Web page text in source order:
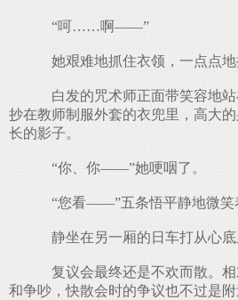
“呵……啊——”
她艰难地抓住衣领，一点点地
白发的咒术师正面带笑容地
抄在教师制服外套的衣兜里，高大
长的影子。
“你、你——”她哽咽了。
“您看——”五条悟平静地微笑
静坐在另一厢的日车打从心底
复议会最终还是不欢而散。
和争吵，快散会时的争议也不过是附